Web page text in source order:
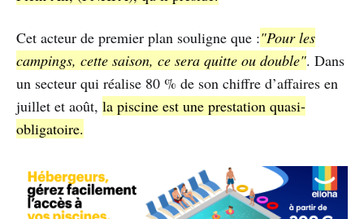
Cet acteur de premier plan souligne que :"Pour les
campings, cette saison, ce sera quitte ou double". Dans
un secteur qui réalise 80 % de son chiffre d’affaires en
juillet et août, la piscine est une prestation quasi-
obligatoire.